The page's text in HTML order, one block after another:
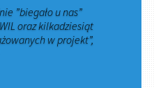
”biegało u nas”
oraz kilkadziesiąt
w projekt”,